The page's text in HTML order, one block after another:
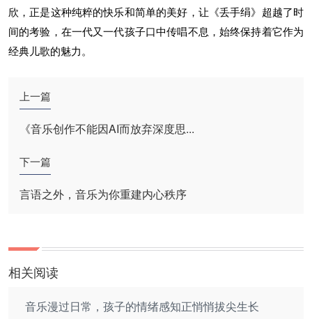
欣，正是这种纯粹的快乐和简单的美好，让《丢手绢》超越了时
间的考验，在一代又一代孩子口中传唱不息，始终保持着它作为
经典儿歌的魅力。
上一篇
《音乐创作不能因AI而放弃深度思...
下一篇
言语之外，音乐为你重建内心秩序
相关阅读
音乐漫过日常，孩子的情绪感知正悄悄拔尖生长